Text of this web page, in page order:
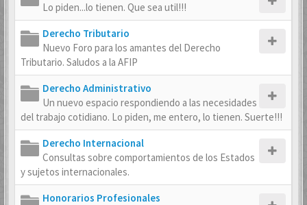
Lo piden...lo tienen. Que sea util!!!
Derecho Tributario
Nuevo Foro para los amantes del Derecho
Tributario. Saludos a la AFIP
Derecho Administrativo
Un nuevo espacio respondiendo a las necesidades
del trabajo cotidiano. Lo piden, me entero, lo tienen. Suerte!!!
Derecho Internacional
Consultas sobre comportamientos de los Estados
y sujetos internacionales.
Honorarios Profesionales